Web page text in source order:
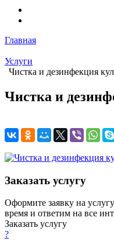
Главная
Услуги
Чистка и дезинфекция
Чистка и
Заказать услугу
Оформите заявку на
время и ответим на все
Заказать услугу
?